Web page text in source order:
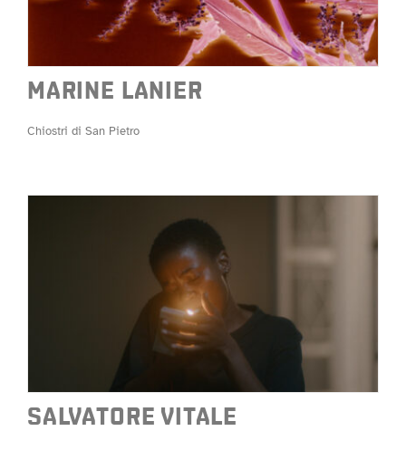
MARINE LANIER
Chiostri di San Pietro
SALVATORE VITALE
Chiostri di San Pietro
SALVATORE VITALE